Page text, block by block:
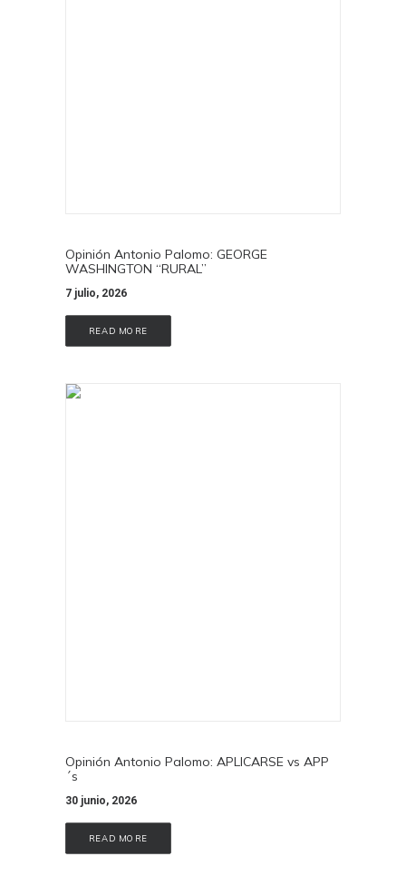
Opinión Antonio Palomo: GEORGE
WASHINGTON “RURAL”
7 julio, 2026
READ MORE
Opinión Antonio Palomo: APLICARSE vs APP
´s
30 junio, 2026
READ MORE